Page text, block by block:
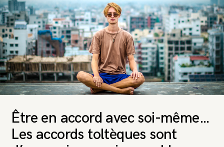
Être en accord avec soi-même…
Les accords toltèques sont